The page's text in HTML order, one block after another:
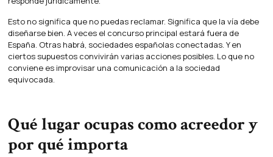
Esto no significa que no puedas reclamar. Significa que la vía debe
diseñarse bien. A veces el concurso principal estará fuera de
España. Otras habrá, sociedades españolas conectadas. Y en
ciertos supuestos convivirán varias acciones posibles. Lo que no
conviene es improvisar una comunicación a la sociedad
equivocada.
Qué lugar ocupas como acreedor y
por qué importa